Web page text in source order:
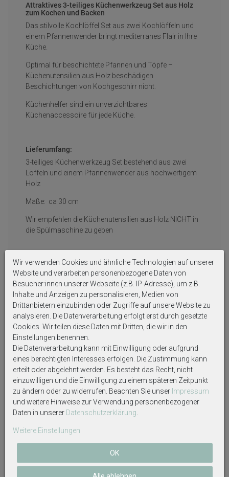
Attraktives 3-teiliges Küchenwerkzeug Set aus Holz
zum Kochen und Backen
Das stilvolle Kochlöffel Set aus zwei Kochlöffeln und
einem Pfannenwender bringt mediterranes Flair in Ihre
Küche.
Optimal für beschichtete Pfannen und Töpfe –
Küchenutensilien aus Holz beschädigen
Beschichtungen von Kochgeschirr nicht.
Küchenhelfer sind ein unverzichtbares
Küchenaccessoire für jede Küche.
Lieferumfang:
3-teiliges Küchenwerkzeug Set bestehend aus zwei
Löffeln und einem Pfannenwender aus hochwertigem
Holz
Maße: ca 30 cm
Wir empfehlen die Küchenutensilien aus Holz NICHT in
die Spülmaschine zu geben
Auf Produktbildern abgebildetes Zubehör sowie
Dekoartikel gehören nicht zum Lieferumfang, sofern
diese nicht ausdrücklich eingeschlossen werden.
Weitere interessante Artikel
Mörser & Stößel aus Mangoholz
– Küchenhelfer für Gewürze &
Servierbrett mit Füßen aus
Wir verwenden Cookies und ähnliche Technologien auf unserer
Website und verarbeiten personenbezogene Daten von
Besucher:innen unserer Webseite (z.B. IP-Adresse), um z.B.
Inhalte und Anzeigen zu personalisieren, Medien von
Drittanbietern einzubinden oder Zugriffe auf unsere Website zu
analysieren. Die Datenverarbeitung erfolgt erst durch gesetzte
Cookies. Wir teilen diese Daten mit Dritten, die wir in den
Einstellungen benennen.
Die Datenverarbeitung kann mit Einwilligung oder aufgrund
eines berechtigten Interesses erfolgen. Die Zustimmung kann
erteilt oder abgelehnt werden. Es besteht das Recht, nicht
einzuwilligen und die Einwilligung zu einem späteren Zeitpunkt
zu ändern oder zu widerrufen. Beachten Sie unser Impressum
und weitere Hinweise zur Verwendung personenbezogener
Daten in unserer Daten­schutz­erklärung
Weitere Einstellungen
OK